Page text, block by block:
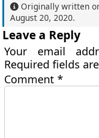
Originally written
August 20, 2020.
Leave a Reply
Your email
Required fields
Comment*